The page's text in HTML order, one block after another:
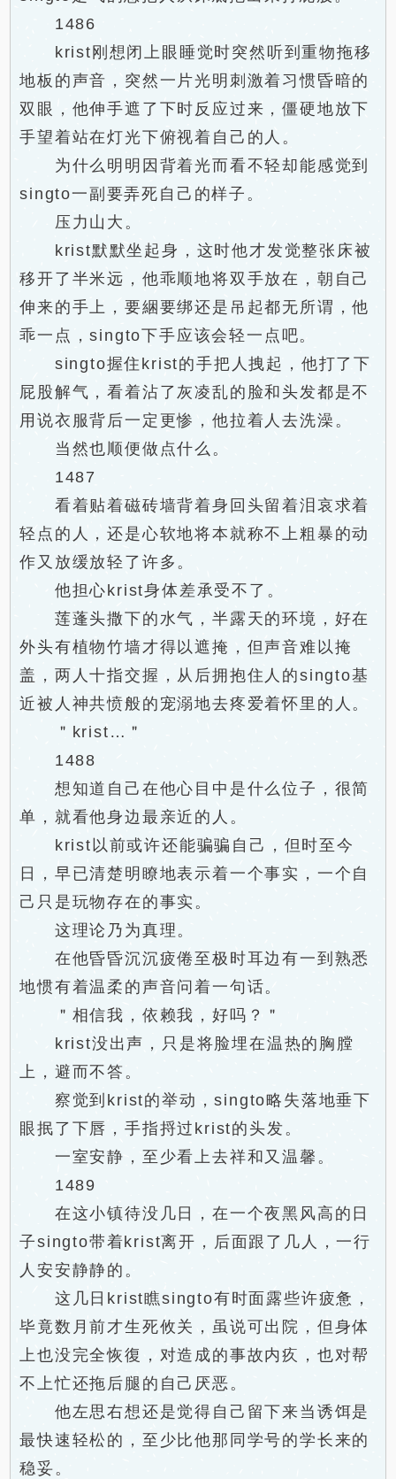
1486
krist刚想闭上眼睡觉时突然听到重物拖移
地板的声音，突然一片光明刺激着习惯昏暗的
双眼，他伸手遮了下时反应过来，僵硬地放下
手望着站在灯光下俯视着自己的人。
为什么明明因背着光而看不轻却能感觉到
singto一副要弄死自己的样子。
压力山大。
krist默默坐起身，这时他才发觉整张床被
移开了半米远，他乖顺地将双手放在，朝自己
伸来的手上，要綑要绑还是吊起都无所谓，他
乖一点，singto下手应该会轻一点吧。
singto握住krist的手把人拽起，他打了下
屁股解气，看着沾了灰凌乱的脸和头发都是不
用说衣服背后一定更惨，他拉着人去洗澡。
当然也顺便做点什么。
1487
看着贴着磁砖墙背着身回头留着泪哀求着
轻点的人，还是心软地将本就称不上粗暴的动
作又放缓放轻了许多。
他担心krist身体差承受不了。
莲蓬头撒下的水气，半露天的环境，好在
外头有植物竹墙才得以遮掩，但声音难以掩
盖，两人十指交握，从后拥抱住人的singto基
近被人神共愤般的宠溺地去疼爱着怀里的人。
＂krist…＂
1488
想知道自己在他心目中是什么位子，很简
单，就看他身边最亲近的人。
krist以前或许还能骗骗自己，但时至今
日，早已清楚明瞭地表示着一个事实，一个自
己只是玩物存在的事实。
这理论乃为真理。
在他昏昏沉沉疲倦至极时耳边有一到熟悉
地惯有着温柔的声音问着一句话。
＂相信我，依赖我，好吗？＂
krist没出声，只是将脸埋在温热的胸膛
上，避而不答。
察觉到krist的举动，singto略失落地垂下
眼抿了下唇，手指捋过krist的头发。
一室安静，至少看上去祥和又温馨。
1489
在这小镇待没几日，在一个夜黑风高的日
子singto带着krist离开，后面跟了几人，一行
人安安静静的。
这几日krist瞧singto有时面露些许疲惫，
毕竟数月前才生死攸关，虽说可出院，但身体
上也没完全恢復，对造成的事故内疚，也对帮
不上忙还拖后腿的自己厌恶。
他左思右想还是觉得自己留下来当诱饵是
最快速轻松的，至少比他那同学号的学长来的
稳妥。